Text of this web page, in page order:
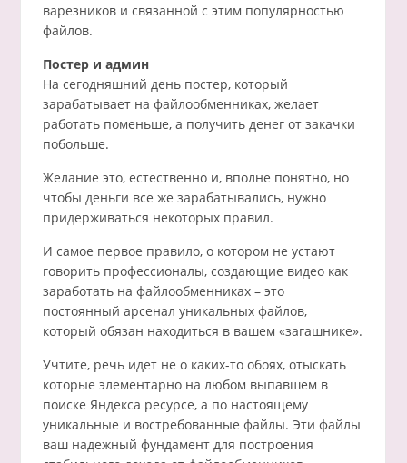
варезников и связанной с этим популярностью
файлов.
Постер и админ
На сегодняшний день постер, который
зарабатывает на файлообменниках, желает
работать поменьше, а получить денег от закачки
побольше.
Желание это, естественно и, вполне понятно, но
чтобы деньги все же зарабатывались, нужно
придерживаться некоторых правил.
И самое первое правило, о котором не устают
говорить профессионалы, создающие видео как
заработать на файлообменниках – это
постоянный арсенал уникальных файлов,
который обязан находиться в вашем «загашнике».
Учтите, речь идет не о каких-то обоях, отыскать
которые элементарно на любом выпавшем в
поиске Яндекса ресурсе, а по настоящему
уникальные и востребованные файлы. Эти файлы
ваш надежный фундамент для построения